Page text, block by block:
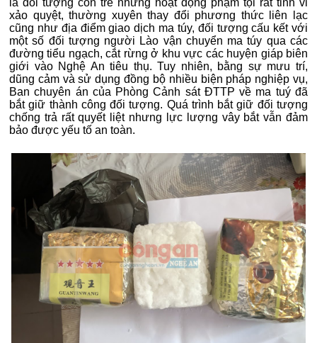
là đối tượng còn trẻ nhưng hoạt động phạm tội rất tinh vi
xảo quyệt, thường xuyên thay đổi phương thức liên lạc
cũng như địa điểm giao dịch ma túy, đối tượng cấu kết với
một số đối tượng người Lào vận chuyển ma túy qua các
đường tiểu ngạch, cắt rừng ở khu vực các huyện giáp biên
giới vào Nghệ An tiêu thụ. Tuy nhiên, bằng sự mưu trí,
dũng cảm và sử dụng đồng bộ nhiều biện pháp nghiệp vụ,
Ban chuyên án của Phòng Cảnh sát ĐTTP về ma tuý đã
bắt giữ thành công đối tượng. Quá trình bắt giữ đối tượng
chống trả rất quyết liệt nhưng lực lượng vây bắt vẫn đảm
bảo được yếu tố an toàn.